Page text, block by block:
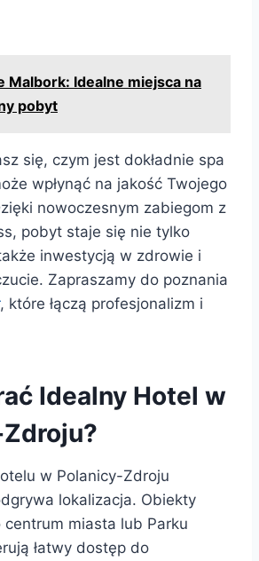
Malbork: Idealne miejsca na
pobyt
się, czym jest dokładnie spa
wpłynąć na jakość Twojego
nowoczesnym zabiegom z
pobyt staje się nie tylko
inwestycją w zdrowie i
Zapraszamy do poznania
, które łączą profesjonalizm i
Idealny Hotel w
w Polanicy-Zdroju
lokalizacja. Obiekty
centrum miasta lub Parku
łatwy dostęp do